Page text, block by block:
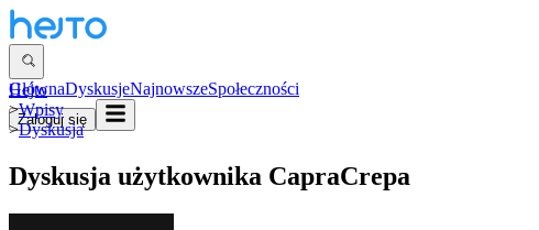
GłównaDyskusjeNajnowszeSpołeczności
Zaloguj się
Hejto
>Wpisy
>Dyskusja
Dyskusja użytkownika CapraCrepa